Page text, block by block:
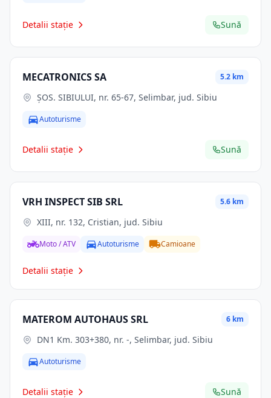
Detalii stație Sună
MECATRONICS SA 5.2 km
ŞOS. SIBIULUI, nr. 65-67, Selimbar, jud. Sibiu
Autoturisme
Detalii stație Sună
VRH INSPECT SIB SRL 5.6 km
XIII, nr. 132, Cristian, jud. Sibiu
Moto / ATV Autoturisme Camioane
Detalii stație
MATEROM AUTOHAUS SRL 6 km
DN1 Km. 303+380, nr. -, Selimbar, jud. Sibiu
Autoturisme
Detalii stație Sună